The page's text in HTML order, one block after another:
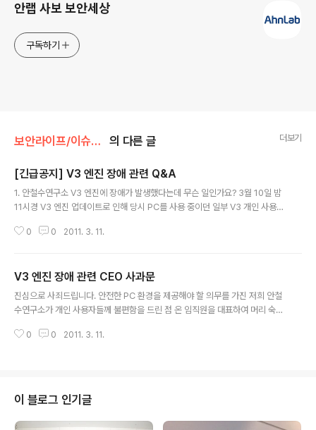
안랩 사보 보안세상
구독하기
보안라이프/이슈&이슈 의 다른 글 더보기
[긴급공지] V3 엔진 장애 관련 Q&A
1. 안철수연구소 V3 엔진에 장애가 발생했다는데 무슨 일인가요? 3월 10일 밤
11시경 V3 엔진 업데이트로 인해 당시 PC를 사용 중이던 일부 V3 개인 사용자
다. *참조 [V3 엔진 장애, PC 오류 조치 방법 긴급 안내] 2. 이번 장애는 안철수
문제 없이 이용할 수 있습니다. 3. 안철수연구소의 개인용 V3를 사용하는 모든
사용자에게 발생하는 문제입니까? V3 Lite나 V3 365 클리닉, V3 MSS를 사
용하시는 고객님들 중 ‘Sm..
0 0 2011. 3. 11.
V3 엔진 장애 관련 CEO 사과문
진심으로 사죄드립니다. 안전한 PC 환경을 제공해야 할 의무를 가진 저희 안철
수연구소가 개인 사용자들께 불편함을 드린 점 온 임직원을 대표하여 머리 숙여
10일 밤 10시 50분경 배포된 엔진이 일부 정상 실행 파일을 악성코드(Trojan/
론, 전화, 문자메시지(SMS) 등 가능한 여러 방법을 통해 긴급 안내를 해드리는
한편, 실시간으로 사용자 긴급 조치 방안을 안내하는 등 피..
0 0 2011. 3. 11.
이 블로그 인기글